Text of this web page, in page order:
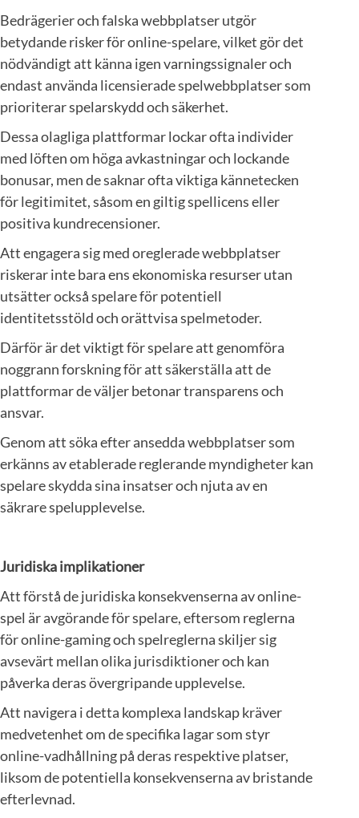
Bedrägerier och falska webbplatser utgör
betydande risker för online-spelare, vilket gör det
nödvändigt att känna igen varningssignaler och
endast använda licensierade spelwebbplatser som
prioriterar spelarskydd och säkerhet.
Dessa olagliga plattformar lockar ofta individer
med löften om höga avkastningar och lockande
bonusar, men de saknar ofta viktiga kännetecken
för legitimitet, såsom en giltig spellicens eller
positiva kundrecensioner.
Att engagera sig med oreglerade webbplatser
riskerar inte bara ens ekonomiska resurser utan
utsätter också spelare för potentiell
identitetsstöld och orättvisa spelmetoder.
Därför är det viktigt för spelare att genomföra
noggrann forskning för att säkerställa att de
plattformar de väljer betonar transparens och
ansvar.
Genom att söka efter ansedda webbplatser som
erkänns av etablerade reglerande myndigheter kan
spelare skydda sina insatser och njuta av en
säkrare spelupplevelse.
Juridiska implikationer
Att förstå de juridiska konsekvenserna av online-
spel är avgörande för spelare, eftersom reglerna
för online-gaming och spelreglerna skiljer sig
avsevärt mellan olika jurisdiktioner och kan
påverka deras övergripande upplevelse.
Att navigera i detta komplexa landskap kräver
medvetenhet om de specifika lagar som styr
online-vadhållning på deras respektive platser,
liksom de potentiella konsekvenserna av bristande
efterlevnad.